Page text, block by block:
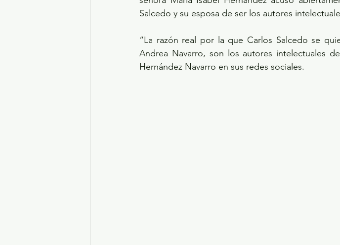
Salcedo y su esposa de ser los autores
“La razón real por la que Carlos Salcedo se
Andrea Navarro, son los autores intelectuales
Hernández Navarro en sus redes sociales.